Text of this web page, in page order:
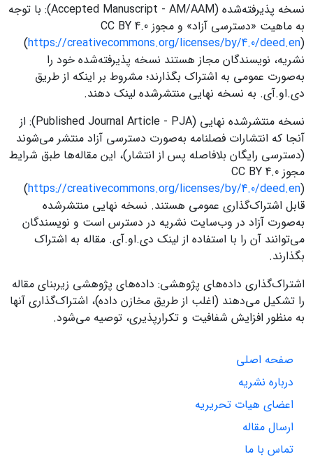
نسخه پذیرفته‌شده (Accepted Manuscript - AM/AAM): با توجه
به ماهیت «دسترسی آزاد» و مجوز CC BY 4.0
(https://creativecommons.org/licenses/by/4.0/deed.en)
نشریه، نویسندگان مجاز هستند نسخه پذیرفته‌شده خود را
به‌صورت عمومی به اشتراک بگذارند؛ مشروط بر اینکه از طریق
دی.او.آی. به نسخه نهایی منتشرشده لینک دهند.
نسخه منتشرشده نهایی (Published Journal Article - PJA): از
آنجا که انتشارات فصلنامه به‌صورت دسترسی آزاد منتشر می‌شوند
(دسترسی رایگان بلافاصله پس از انتشار)، این مقاله‌ها طبق شرایط
مجوز CC BY 4.0
(https://creativecommons.org/licenses/by/4.0/deed.en)
قابل اشتراک‌گذاری عمومی هستند. نسخه نهایی منتشرشده
به‌صورت آزاد در وب‌سایت نشریه در دسترس است و نویسندگان
می‌توانند آن را با استفاده از لینک دی.او.آی. مقاله به اشتراک
بگذارند.
اشتراک‌گذاری داده‌های پژوهشی: داده‌های پژوهشی زیربنای مقاله
را تشکیل می‌دهند (اغلب از طریق مخازن داده)، اشتراک‌گذاری آنها
به منظور افزایش شفافیت و تکرارپذیری، توصیه می‌شود.
صفحه اصلی
درباره نشریه
اعضای هیات تحریریه
ارسال مقاله
تماس با ما